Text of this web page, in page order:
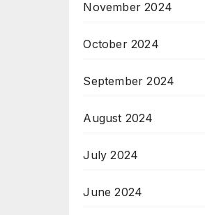
November 2024
October 2024
September 2024
August 2024
July 2024
June 2024